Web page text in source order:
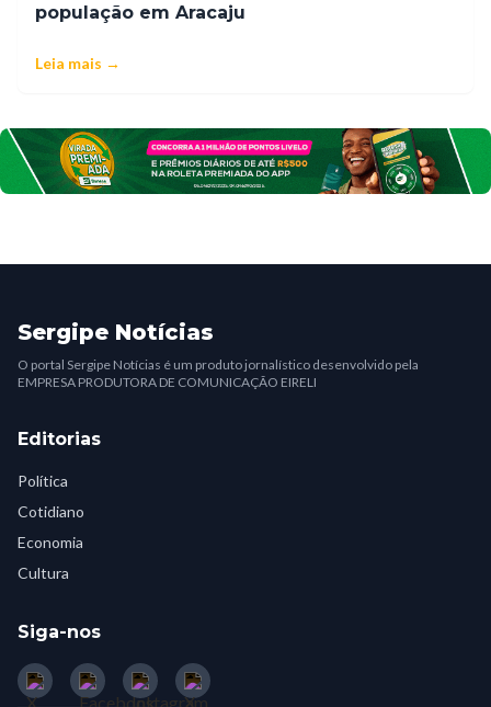
população em Aracaju
Leia mais →
Sergipe Notícias
O portal Sergipe Notícias é um produto jornalístico desenvolvido pela
EMPRESA PRODUTORA DE COMUNICAÇÃO EIRELI
Editorias
Política
Cotidiano
Economia
Cultura
Siga-nos